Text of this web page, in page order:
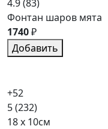
4.9(83)
Фонтан шаров мята
1740₽
Добавить
+52
5(232)
18 x 10см